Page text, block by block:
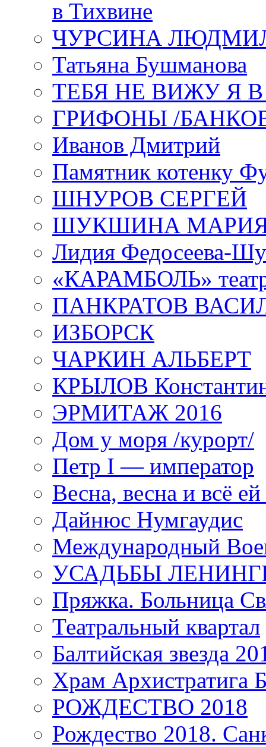
в Тихвине
ЧУРСИНА
Татьяна Бушманова
ТЕБЯ НЕ ВИЖУ Я
ГРИФОНЫ /
Иванов Дмитрий
Памятник котенку
ШНУРОВ СЕРГЕЙ
ШУКШИНА
Лидия Федосеева-
«КАРАМБОЛЬ»
ПАНКРАТОВ
ИЗБОРСК
ЧАРКИН АЛЬБЕРТ
КРЫЛОВ
ЭРМИТАЖ 2016
Дом у моря /курорт/
Петр I — император
Весна, весна и всё
Дайнюс Нумгаудис
Международный
УСАДЬБЫ
Пряжка. Больница
Театральный квартал
Балтийская звезда
Храм
РОЖДЕСТВО 2018
Рождество 2018.